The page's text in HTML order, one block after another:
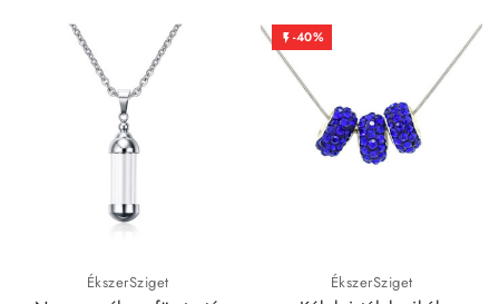
ÉkszerSziget
 -40%
ÉkszerSziget